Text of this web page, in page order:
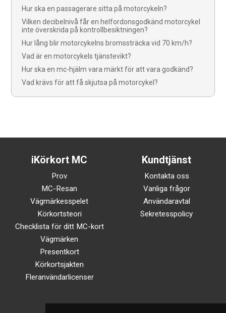
Hur ska en passagerare sitta på motorcykeln?
Vilken decibelnivå får en helfordonsgodkänd motorcykel
inte överskrida på kontrollbesiktningen?
Hur lång blir motorcykelns bromssträcka vid 70 km/h?
Vad är en motorcykels tjänstevikt?
Hur ska en mc-hjälm vara märkt för att vara godkänd?
Vad krävs för att få skjutsa på motorcykel?
iKörkort MC
Prov
MC-Resan
Vägmärkesspelet
Körkortsteori
Checklista för ditt MC-kort
Vägmärken
Presentkort
Körkortsjakten
Fleranvändarlicenser
Kundtjänst
Kontakta oss
Vanliga frågor
Användaravtal
Sekretesspolicy